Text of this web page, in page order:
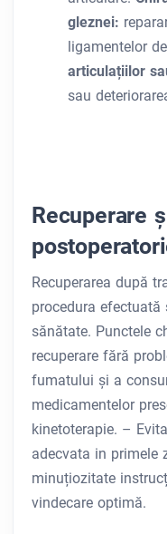
gleznei:
ligamentelor
articulațiilor
sau
Recuperare
Recuperarea după
procedura
sănătate. Punctele
recuperare fără
fumatului și a
medicamentelor
kinetoterapie. –
adecvata in primele
minuțiozitate
vindecare optimă.